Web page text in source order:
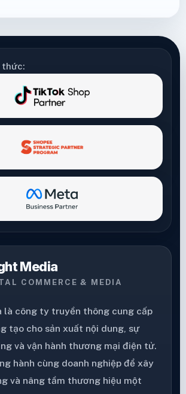
thức:
Media
COMMERCE & MEDIA
là công ty truyền thông cung cấp
tạo cho sản xuất nội dung, sự
và vận hành thương mại điện tử.
hành cùng doanh nghiệp để xây
và nâng tầm thương hiệu một